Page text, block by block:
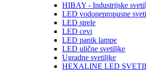
HIBAY - Industrijske
LED vodonepropusne
LED strele
LED cevi
LED panik lampe
LED ulične svetiljke
Ugradne svetiljke
HEXALINE LED